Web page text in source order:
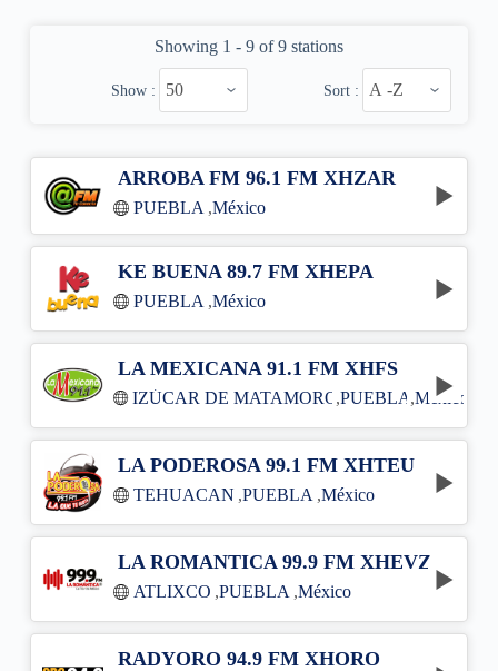
Showing 1 - 9 of 9 stations
Show : Sort :
ARROBA FM 96.1 FM XHZAR
PUEBLA ,México
KE BUENA 89.7 FM XHEPA
PUEBLA ,México
LA MEXICANA 91.1 FM XHFS
IZÚCAR DE MATAMOROS
,PUEBLA,México
LA PODEROSA 99.1 FM XHTEU
TEHUACAN ,PUEBLA ,México
LA ROMANTICA 99.9 FM XHEVZ
ATLIXCO ,PUEBLA ,México
RADYORO 94.9 FM XHORO